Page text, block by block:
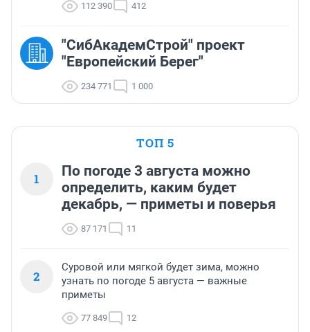
112 390 412
"СибАкадемСтрой" проект
"Европейский Берег"
234 771 1 000
ТОП 5
1
По погоде 3 августа можно
определить, каким будет
декабрь, — приметы и поверья
87 171 11
2
Суровой или мягкой будет зима, можно
узнать по погоде 5 августа — важные
приметы
77 849 12